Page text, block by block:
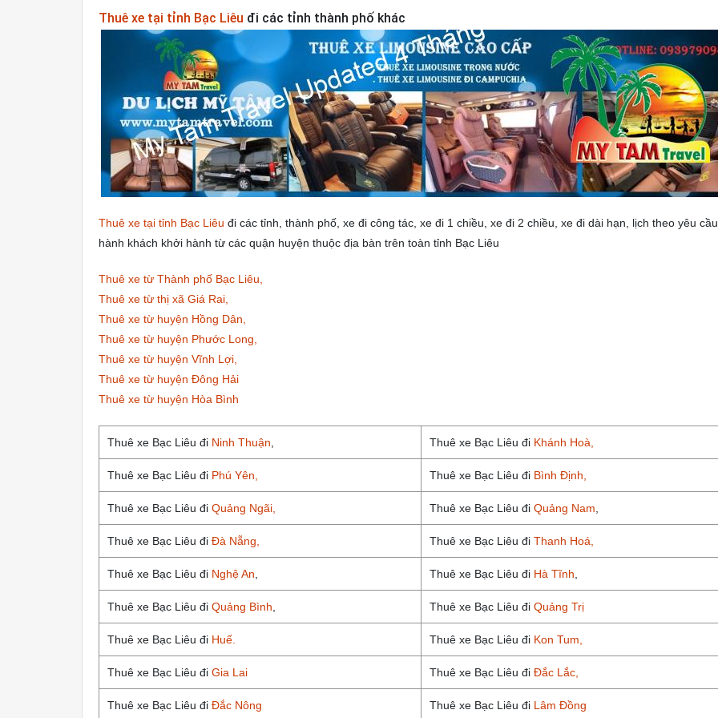
Thuê xe tại tỉnh Bạc Liêu đi các tỉnh thành phố khác
Thuê xe tại tỉnh Bạc Liêu đi các tỉnh, thành phố, xe đi công tác, xe đi 1 chiều, xe đi 2 chiều, xe đi dài hạn, lịch theo yêu
hành khách khởi hành từ các quận huyện thuộc địa bàn trên toàn tỉnh Bạc Liêu
Thuê xe từ Thành phố Bạc Liêu,
Thuê xe từ thị xã Giá Rai,
Thuê xe từ huyện Hồng Dân,
Thuê xe từ huyện Phước Long,
Thuê xe từ huyện Vĩnh Lợi,
Thuê xe từ huyện Đông Hải
Thuê xe từ huyện Hòa Bình
Thuê xe Bạc Liêu đi Ninh Thuận Thuê xe Bạc Liêu đi Khánh Hoà,
Thuê xe Bạc Liêu đi Phú Yên, Thuê xe Bạc Liêu đi Bình Định,
Thuê xe Bạc Liêu đi Quảng Ngãi, Thuê xe Bạc Liêu đi Quảng Nam
Thuê xe Bạc Liêu đi Đà Nẵng, Thuê xe Bạc Liêu đi Thanh Hoá,
Thuê xe Bạc Liêu đi Nghệ An Thuê xe Bạc Liêu đi Hà Tĩnh
Thuê xe Bạc Liêu đi Quảng Bình Thuê xe Bạc Liêu đi Quảng Trị
Thuê xe Bạc Liêu đi Huế. Thuê xe Bạc Liêu đi Kon Tum,
Thuê xe Bạc Liêu đi Gia Lai Thuê xe Bạc Liêu đi Đắc Lắc,
Thuê xe Bạc Liêu đi Đắc Nông Thuê xe Bạc Liêu đi Lâm Đồng